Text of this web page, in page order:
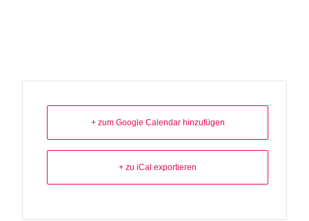
+ zum Google Calendar hinzufügen
+ zu iCal exportieren